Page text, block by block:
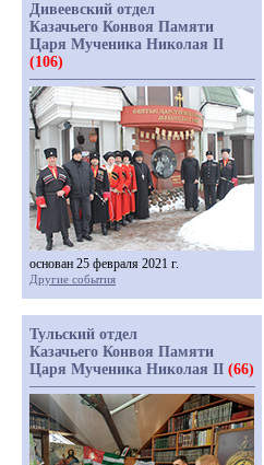
Дивеевский отдел
Казачьего Конвоя Памяти
Царя Мученика Николая II
(106)
основан 25 февраля 2021 г.
Другие события
Тульский отдел
Казачьего Конвоя Памяти
Царя Мученика Николая II (66)